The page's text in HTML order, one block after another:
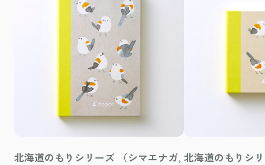
北海道のもりシリーズ （シマエナガ, 北海道のもりシ